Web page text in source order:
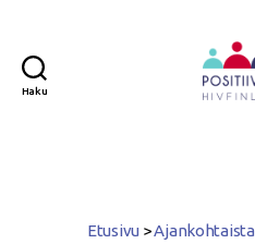
Haku
Etusivu >Ajankohtaista